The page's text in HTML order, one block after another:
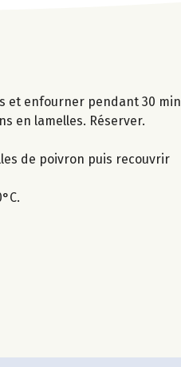
et enfourner pendant 30 min
en lamelles. Réserver.
de poivron puis recouvrir